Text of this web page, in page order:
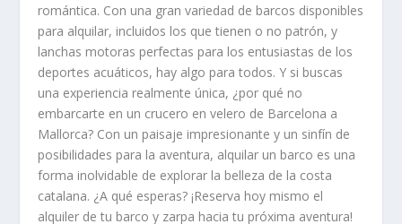
romántica. Con una gran variedad de barcos disponibles
para alquilar, incluidos los que tienen o no patrón, y
lanchas motoras perfectas para los entusiastas de los
deportes acuáticos, hay algo para todos. Y si buscas
una experiencia realmente única, ¿por qué no
embarcarte en un crucero en velero de Barcelona a
Mallorca? Con un paisaje impresionante y un sinfín de
posibilidades para la aventura, alquilar un barco es una
forma inolvidable de explorar la belleza de la costa
catalana. ¿A qué esperas? ¡Reserva hoy mismo el
alquiler de tu barco y zarpa hacia tu próxima aventura!